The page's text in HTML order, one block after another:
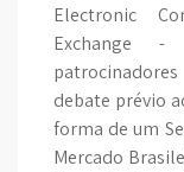
Electronic
Exchange -
debate prévio
forma de um
Mercado